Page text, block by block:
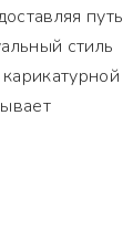
путь
стиль